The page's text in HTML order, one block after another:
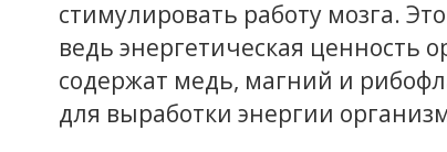
стимулировать работу мозга.
ведь энергетическая ценность
содержат медь, магний и
для выработки энергии